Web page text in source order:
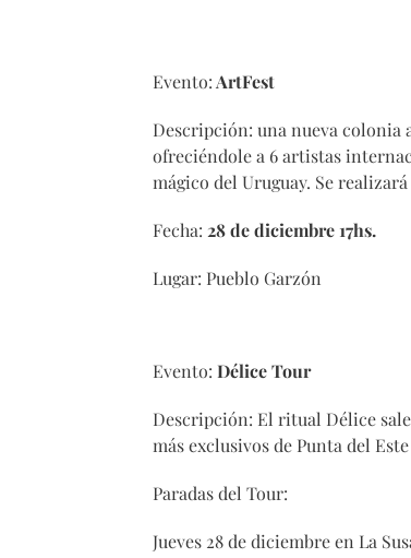
Evento: ArtFest
Descripción: una nueva colonia
ofreciéndole a 6 artistas
mágico del Uruguay. Se
Fecha: 28 de diciembre 17hs.
Lugar: Pueblo Garzón
Evento: Délice Tour
Descripción: El ritual Délice
más exclusivos de Punta del
Paradas del Tour:
Jueves 28 de diciembre en La